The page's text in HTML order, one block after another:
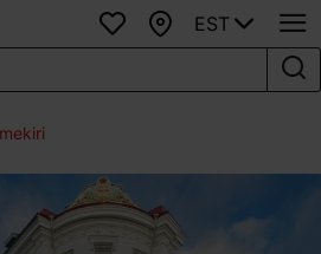
Lemmikud
Kaart
EST